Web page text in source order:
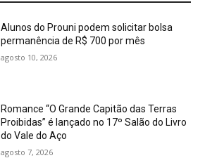
Alunos do Prouni podem solicitar bolsa
permanência de R$ 700 por mês
agosto 10, 2026
Romance “O Grande Capitão das Terras
Proibidas” é lançado no 17º Salão do Livro
do Vale do Aço
agosto 7, 2026